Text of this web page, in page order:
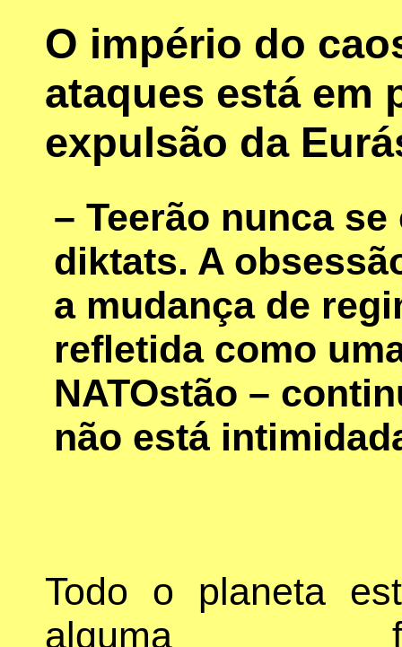
O império do
ataques está em
expulsão da
– Teerão nunca
diktats. A
a mudança de
refletida como
NATOstão –
não está
Todo o planeta
alguma